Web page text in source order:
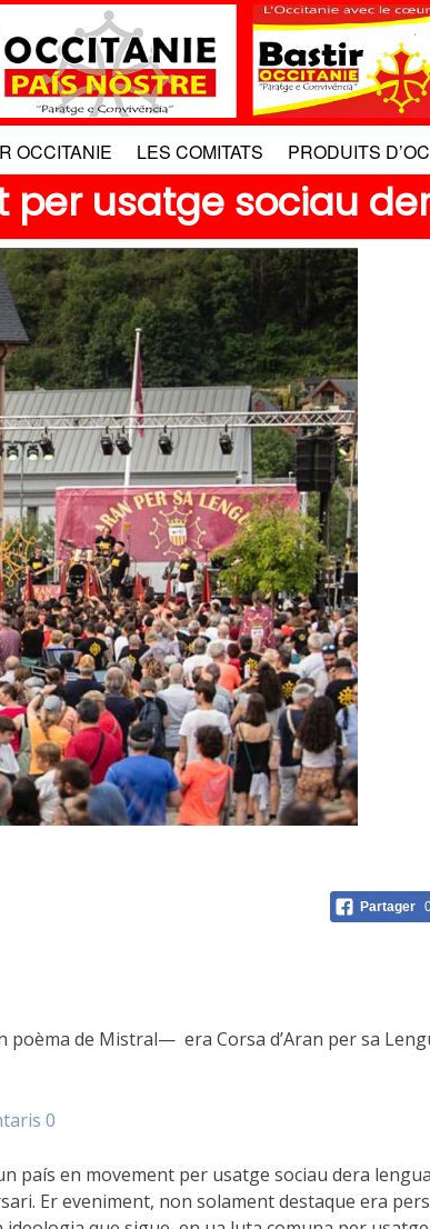
OCCITANIE LES COMITATS PRODUITS
per usatge sociau
Partager
poèma de Mistral— era Corsa d’Aran per sa
0
país en movement per usatge sociau dera
Er eveniment, non solament destaque era